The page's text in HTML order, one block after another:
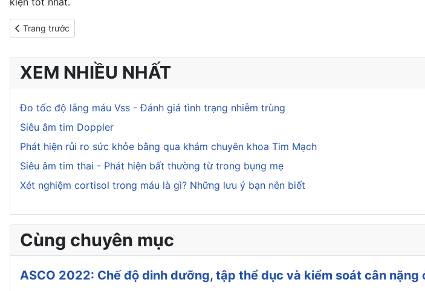
Previous article: Top 9 thực phẩm tốt cho não và cách giữ cho não bộ luôn khỏe mạnh
Trang trước
XEM NHIỀU NHẤT
Đo tốc độ lắng máu Vss - Đánh giá tình trạng nhiễm trùng
Siêu âm tim Doppler
Phát hiện rủi ro sức khỏe bằng qua khám chuyên khoa Tim Mạch
Siêu âm tim thai - Phát hiện bất thường từ trong bụng mẹ
Xét nghiệm cortisol trong máu là gì? Những lưu ý bạn nên biết
Cùng chuyên mục
ASCO 2022: Chế độ dinh dưỡng, tập thể dục và kiểm soát cân